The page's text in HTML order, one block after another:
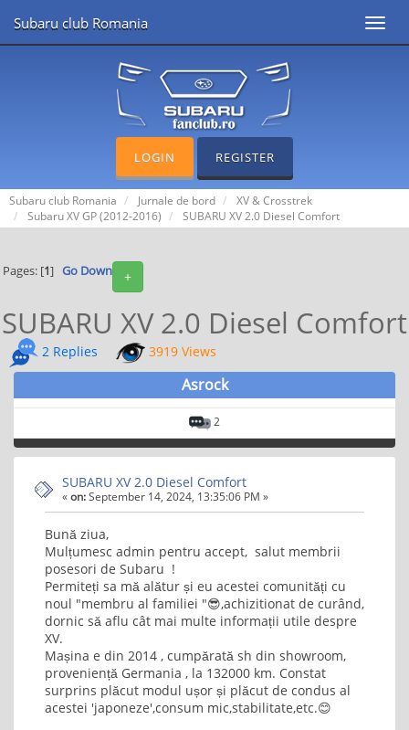
Subaru club Romania
LOGIN REGISTER
Subaru club Romania Jurnale de bord
XV & Crosstrek
Subaru XV GP (2012-2016)
SUBARU XV 2.0 Diesel Comfort
+
Pages: [1] Go Down
SUBARU XV 2.0 Diesel Comfort
2 Replies 3919 Views
Asrock
2
SUBARU XV 2.0 Diesel Comfort
«on:September 14, 2024, 13:35:06 PM »
Bună ziua,
Mulțumesc admin pentru accept, salut membrii
posesori de Subaru !
Permiteți sa mă alătur și eu acestei comunități cu
noul "membru al familiei "😎,achizitionat de curând,
dornic să aflu cât mai multe informații utile despre
XV.
Mașina e din 2014 , cumpărată sh din showroom,
proveniență Germania , la 132000 km. Constat
surprins plăcut modul ușor și plăcut de condus al
acestei 'japoneze',consum mic,stabilitate,etc.😊